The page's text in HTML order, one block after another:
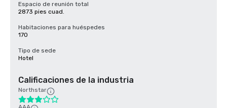
Espacio de reunión total
2873 pies cuad.
Habitaciones para huéspedes
170
Tipo de sede
Hotel
Calificaciones de la industria
Northstar